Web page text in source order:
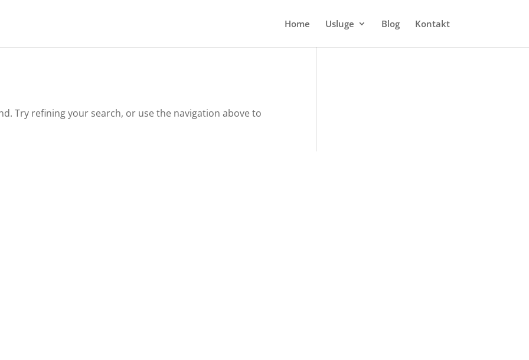
Home Usluge Blog Kontakt
Try refining your search, or use the navigation above to